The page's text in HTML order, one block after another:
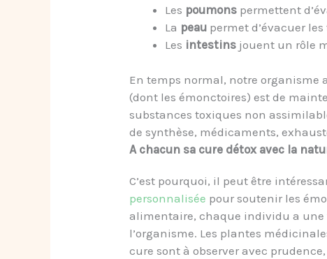
Les poumons permettent
La peau permet d’évacuer
Les intestins jouent un rôle
En temps normal, notre organisme
(dont les émonctoires) est de
substances toxiques non
de synthèse, médicaments,
A chacun sa cure détox avec la
C’est pourquoi, il peut être
personnalisée pour soutenir les
alimentaire, chaque individu a
l’organisme. Les plantes
cure sont à observer avec